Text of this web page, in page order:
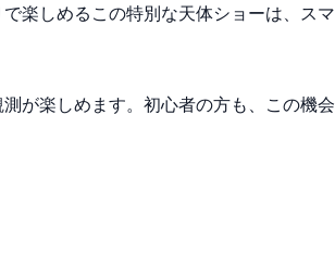
楽しめるこの特別な天体ショーは、スマ
が楽しめます。初心者の方も、この機会